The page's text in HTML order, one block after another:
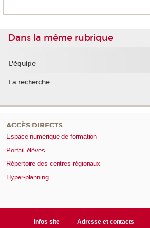
Dans la même rubrique
L'équipe
La recherche
ACCÈS DIRECTS
Espace numérique de formation
Portail élèves
Répertoire des centres régionaux
Hyper-planning
Infos site Adresse et contacts